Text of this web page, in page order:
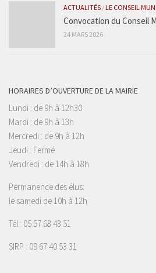
ACTUALITÉS /LE CONSEIL
Convocation du Conseil
24 MARS 2026
HORAIRES D’OUVERTURE DE LA MAIRIE
Lundi : de 9h à 12h30
Mardi : de 9h à 13h
Mercredi : de 9h à 12h
Jeudi : Fermé
Vendredi : de 14h à 18h
Permanence des élus:
le samedi de 10h à 12h
Tél : 05 57 68 43 51
SIRP : 09 67 40 53 31